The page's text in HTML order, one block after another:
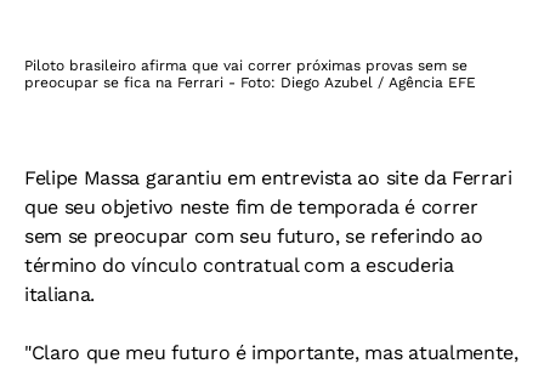
Piloto brasileiro afirma que vai correr próximas provas sem se
preocupar se fica na Ferrari - Foto: Diego Azubel / Agência EFE
Felipe Massa garantiu em entrevista ao site da Ferrari
que seu objetivo neste fim de temporada é correr
sem se preocupar com seu futuro, se referindo ao
término do vínculo contratual com a escuderia
italiana.
"Claro que meu futuro é importante, mas atualmente,